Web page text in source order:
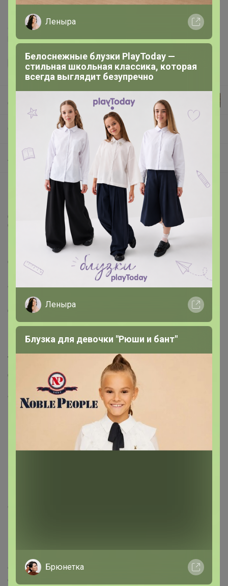
Делая заказ, Вы подтверждаете что ознакомлены с
регламентом выкупаи соглашаетесь сдоговором оферты.
Аптека
Описание
Доставка: Платная
Страна: Россия
В боксе: 20 набор
В наборе: 50 набор
Состав: См. на упаковке
Материалы: см. на упаковке
Фасовка: по 1 набор
Индивидуальная упаковка: Пакет
Сертификат: Не подлежит сертификации
Цвет: Серебристый
Высота бахил, см: 14
Количество пар в упаковке: 50
Толщина, мкм: 70
Длина бахил, см: 40
Прочность: Особо прочные
Фиксированная цена: Да_x000D_
_x000D_
Бахилы являются средством защиты помещений от
грязи и пыли, заносимых с улицы.
Эти защитные чехлы надеваются на обувь вручную.
обязательно пригодятся!
стоматологические клиники; ортопедические салоны;
физкультурно-оздоровительные комплексы.
Леныра
Белоснежные блузки PlayToday —
стильная школьная классика, которая
всегда выглядит безупречно
Леныра
Блузка для девочки "Рюши и бант"
Брюнетка